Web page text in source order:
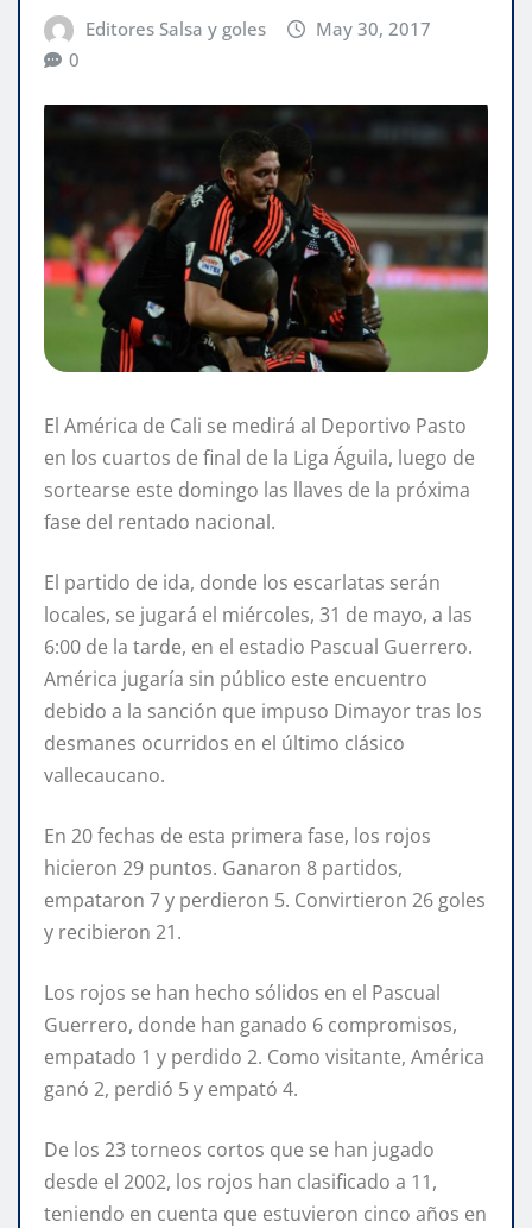
Editores Salsa y goles
May 30, 2017
0
El América de Cali se medirá al Deportivo Pasto
en los cuartos de final de la Liga Águila, luego de
sortearse este domingo las llaves de la próxima
fase del rentado nacional.
El partido de ida, donde los escarlatas serán
locales, se jugará el miércoles, 31 de mayo, a las
6:00 de la tarde, en el estadio Pascual Guerrero.
América jugaría sin público este encuentro
debido a la sanción que impuso Dimayor tras los
desmanes ocurridos en el último clásico
vallecaucano.
En 20 fechas de esta primera fase, los rojos
hicieron 29 puntos. Ganaron 8 partidos,
empataron 7 y perdieron 5. Convirtieron 26 goles
y recibieron 21.
Los rojos se han hecho sólidos en el Pascual
Guerrero, donde han ganado 6 compromisos,
empatado 1 y perdido 2. Como visitante, América
ganó 2, perdió 5 y empató 4.
De los 23 torneos cortos que se han jugado
desde el 2002, los rojos han clasificado a 11,
teniendo en cuenta que estuvieron cinco años en